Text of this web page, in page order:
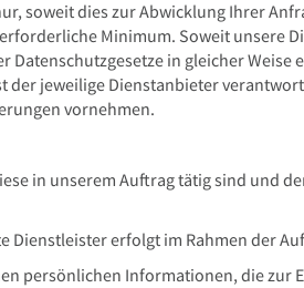
soweit dies zur Abwicklung Ihrer
Minimum. Soweit unsere
in gleicher
jeweilige Dienstanbieter
vornehmen.
in unserem Auftrag tätig sind und
erfolgt im Rahmen der
persönlichen Informationen, die